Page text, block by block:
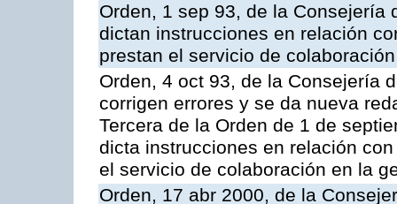
Orden, 1 sep 93, de la Consejería
dictan instrucciones en relación
prestan el servicio de
Orden, 4 oct 93, de la Consejería
corrigen errores y se da nueva
Tercera de la Orden de 1 de
dicta instrucciones en relación
el servicio de colaboración en la
Orden, 17 abr 2000, de la